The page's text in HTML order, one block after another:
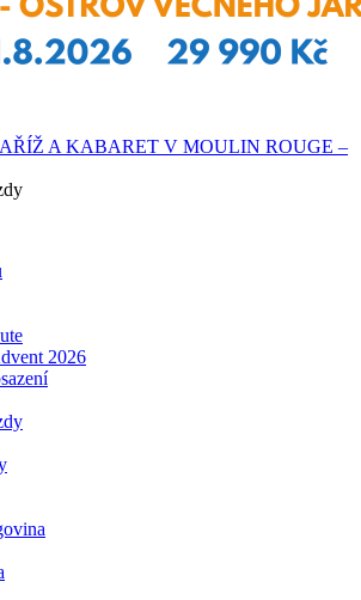
A KABARET V MOULIN ROUGE –
2026